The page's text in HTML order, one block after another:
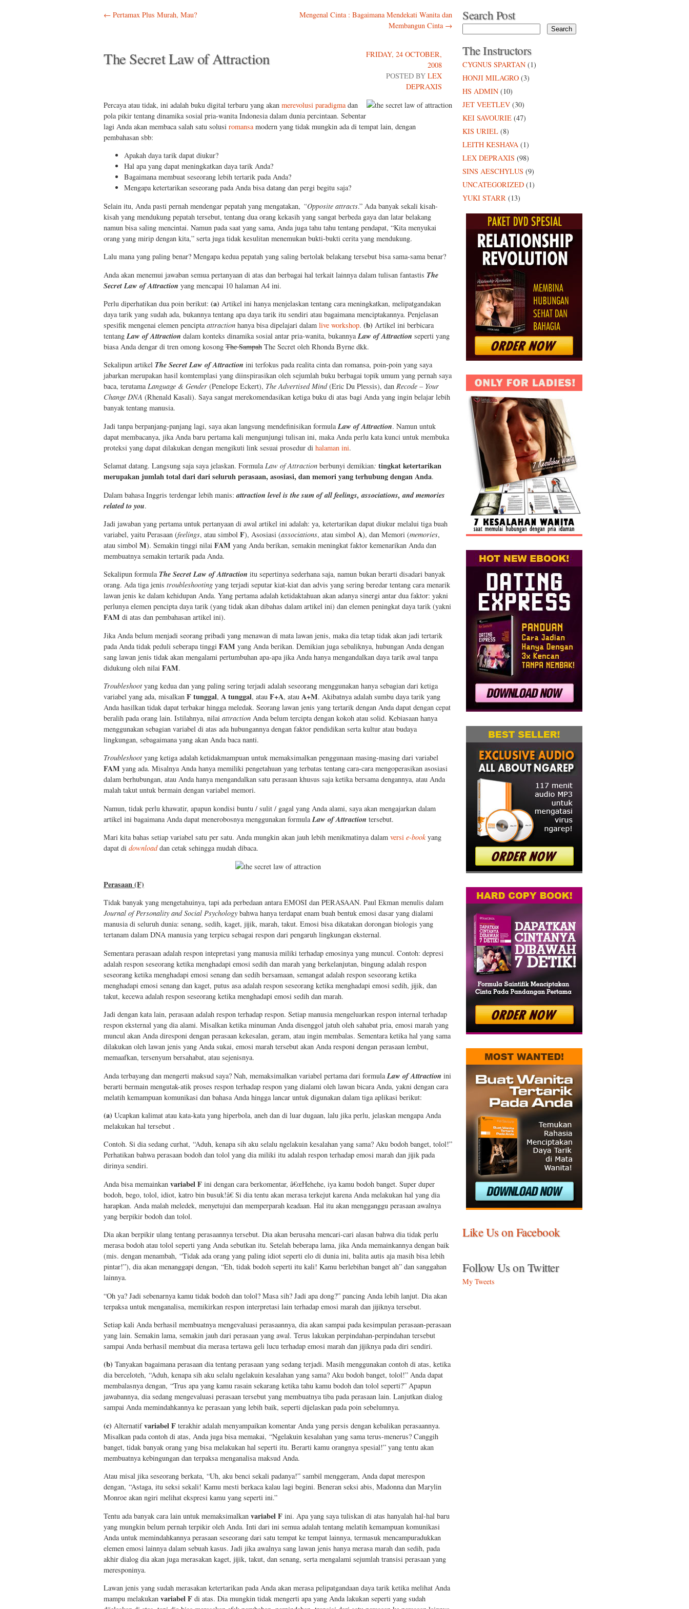
Post navigation
← Pertamax Plus Murah, Mau?
Mengenal Cinta : Bagaimana Mendekati Wanita dan
Membangun Cinta →
The Secret Law of Attraction
FRIDAY, 24 OCTOBER,
2008
POSTED BY LEX
DEPRAXIS
Percaya atau tidak, ini adalah buku digital terbaru yang akan merevolusi paradigmadan
pola pikir tentang dinamika sosial pria-wanita Indonesia dalam dunia percintaan. Sebentar
lagi Anda akan membaca salah satu solusi romansamodern yang tidak mungkin ada di tempat lain, dengan
pembahasan sbb:
Apakah daya tarik dapat diukur?
Hal apa yang dapat meningkatkan daya tarik Anda?
Bagaimana membuat seseorang lebih tertarik pada Anda?
Mengapa ketertarikan seseorang pada Anda bisa datang dan pergi begitu saja?
Selain itu, Anda pasti pernah mendengar pepatah yang mengatakan, “Opposite attracts.” Ada banyak sekali kisah-
kisah yang mendukung pepatah tersebut, tentang dua orang kekasih yang sangat berbeda gaya dan latar belakang
namun bisa saling mencintai. Namun pada saat yang sama, Anda juga tahu tahu tentang pendapat, “Kita menyukai
orang yang mirip dengan kita,” serta juga tidak kesulitan menemukan bukti-bukti cerita yang mendukung.
Lalu mana yang paling benar? Mengapa kedua pepatah yang saling bertolak belakang tersebut bisa sama-sama benar?
Anda akan menemui jawaban semua pertanyaan di atas dan berbagai hal terkait lainnya dalam tulisan fantastis The
Secret Law of Attraction yang mencapai 10 halaman A4 ini.
Perlu diperhatikan dua poin berikut: (a) Artikel ini hanya menjelaskan tentang cara meningkatkan, melipatgandakan
daya tarik yang sudah ada, bukannya tentang apa daya tarik itu sendiri atau bagaimana menciptakannya. Penjelasan
spesifik mengenai elemen penciptaattraction hanya bisa dipelajari dalam live workshop. (b) Artikel ini berbicara
tentangLaw of Attraction dalam konteks dinamika sosial antar pria-wanita, bukannyaLaw of Attraction seperti yang
biasa Anda dengar di tren omong kosong The Sampah The Secret oleh Rhonda Byrne dkk.
Sekalipun artikel The Secret Law of Attraction ini terfokus pada realita cinta dan romansa, poin-poin yang saya
jabarkan merupakan hasil komtemplasi yang diinspirasikan oleh sejumlah buku berbagai topik umum yang pernah saya
baca, terutamaLanguage & Gender (Penelope Eckert), The Advertised Mind(Eric Du Plessis), dan Recode – Your
Change DNA (Rhenald Kasali). Saya sangat merekomendasikan ketiga buku di atas bagi Anda yang ingin belajar lebih
banyak tentang manusia.
Jadi tanpa berpanjang-panjang lagi, saya akan langsung mendefinisikan formula Law of Attraction. Namun untuk
dapat membacanya, jika Anda baru pertama kali mengunjungi tulisan ini, maka Anda perlu kata kunci untuk membuka
proteksi yang dapat dilakukan dengan mengikuti link sesuai prosedur di halaman ini.
Selamat datang. Langsung saja saya jelaskan. FormulaLaw of Attraction berbunyi demikian: tingkat ketertarikan
merupakan jumlah total dari dari seluruh perasaan, asosiasi, dan memori yang terhubung dengan Anda.
Dalam bahasa Inggris terdengar lebih manis:attraction level is the sum of all feelings, associations, and memories
related to you.
Jadi jawaban yang pertama untuk pertanyaan di awal artikel ini adalah: ya, ketertarikan dapat diukur melalui tiga buah
variabel, yaitu Perasaan (feelings, atau simbol F), Asosiasi (associations, atau simbol A), dan Memori (memories,
atau simbol M). Semakin tinggi nilai FAM yang Anda berikan, semakin meningkat faktor kemenarikan Anda dan
membuatnya semakin tertarik pada Anda.
Sekalipun formula The Secret Law of Attraction itu sepertinya sederhana saja, namun bukan berarti disadari banyak
orang. Ada tiga jenis troubleshooting yang terjadi seputar kiat-kiat dan advis yang sering beredar tentang cara menarik
lawan jenis ke dalam kehidupan Anda. Yang pertama adalah ketidaktahuan akan adanya sinergi antar dua faktor: yakni
perlunya elemen pencipta daya tarik (yang tidak akan dibahas dalam artikel ini) dan elemen peningkat daya tarik (yakni
FAM di atas dan pembahasan artikel ini).
Jika Anda belum menjadi seorang pribadi yang menawan di mata lawan jenis, maka dia tetap tidak akan jadi tertarik
pada Anda tidak peduli seberapa tinggi FAM yang Anda berikan. Demikian juga sebaliknya, hubungan Anda dengan
sang lawan jenis tidak akan mengalami pertumbuhan apa-apa jika Anda hanya mengandalkan daya tarik awal tanpa
didukung oleh nilai FAM.
Troubleshoot yang kedua dan yang paling sering terjadi adalah seseorang menggunakan hanya sebagian dari ketiga
variabel yang ada, misalkan F tunggal, A tunggal, atau F+A, atau A+M. Akibatnya adalah sumbu daya tarik yang
Anda hasilkan tidak dapat terbakar hingga meledak. Seorang lawan jenis yang tertarik dengan Anda dapat dengan cepat
beralih pada orang lain. Istilahnya, nilai attraction Anda belum tercipta dengan kokoh atau solid. Kebiasaan hanya
menggunakan sebagian variabel di atas ada hubungannya dengan faktor pendidikan serta kultur atau budaya
lingkungan, sebagaimana yang akan Anda baca nanti.
Troubleshoot yang ketiga adalah ketidakmampuan untuk memaksimalkan penggunaan masing-masing dari variabel
FAM yang ada. Misalnya Anda hanya memiliki pengetahuan yang terbatas tentang cara-cara mengoperasikan asosiasi
dalam berhubungan, atau Anda hanya mengandalkan satu perasaan khusus saja ketika bersama dengannya, atau Anda
malah takut untuk bermain dengan variabel memori.
Namun, tidak perlu khawatir, apapun kondisi buntu / sulit / gagal yang Anda alami, saya akan mengajarkan dalam
artikel ini bagaimana Anda dapat menerobosnya menggunakan formulaLaw of Attraction tersebut.
Mari kita bahas setiap variabel satu per satu. Anda mungkin akan jauh lebih menikmatinya dalam versi e-bookyang
dapat di downloaddan cetak sehingga mudah dibaca.
Perasaan (F)
Tidak banyak yang mengetahuinya, tapi ada perbedaan antara EMOSI dan PERASAAN. Paul Ekman menulis dalam
Journal of Personality and Social Psychology bahwa hanya terdapat enam buah bentuk emosi dasar yang dialami
manusia di seluruh dunia: senang, sedih, kaget, jijik, marah, takut. Emosi bisa dikatakan dorongan biologis yang
tertanam dalam DNA manusia yang terpicu sebagai respon dari pengaruh lingkungan eksternal.
Sementara perasaan adalah respon intepretasi yang manusia miliki terhadap emosinya yang muncul. Contoh: depresi
adalah respon seseorang ketika menghadapi emosi sedih dan marah yang berkelanjutan, bingung adalah respon
seseorang ketika menghadapi emosi senang dan sedih bersamaan, semangat adalah respon seseorang ketika
menghadapi emosi senang dan kaget, putus asa adalah respon seseorang ketika menghadapi emosi sedih, jijik, dan
takut, kecewa adalah respon seseorang ketika menghadapi emosi sedih dan marah.
Jadi dengan kata lain, perasaan adalah respon terhadap respon. Setiap manusia mengeluarkan respon internal terhadap
respon eksternal yang dia alami. Misalkan ketika minuman Anda disenggol jatuh oleh sahabat pria, emosi marah yang
muncul akan Anda diresponi dengan perasaan kekesalan, geram, atau ingin membalas. Sementara ketika hal yang sama
dilakukan oleh lawan jenis yang Anda sukai, emosi marah tersebut akan Anda responi dengan perasaan lembut,
memaafkan, tersenyum bersahabat, atau sejenisnya.
Anda terbayang dan mengerti maksud saya? Nah, memaksimalkan variabel pertama dari formula Law of Attraction ini
berarti bermain mengutak-atik proses respon terhadap respon yang dialami oleh lawan bicara Anda, yakni dengan cara
melatih kemampuan komunikasi dan bahasa Anda hingga lancar untuk digunakan dalam tiga aplikasi berikut:
(a) Ucapkan kalimat atau kata-kata yang hiperbola, aneh dan di luar dugaan, lalu jika perlu, jelaskan mengapa Anda
melakukan hal tersebut .
Contoh. Si dia sedang curhat, “Aduh, kenapa sih aku selalu ngelakuin kesalahan yang sama? Aku bodoh banget, tolol!”
Perhatikan bahwa perasaan bodoh dan tolol yang dia miliki itu adalah respon terhadap emosi marah dan jijik pada
dirinya sendiri.
Anda bisa memainkan variabel F ini dengan cara berkomentar, â€œHehehe, iya kamu bodoh banget. Super duper
bodoh, bego, tolol, idiot, katro bin busuk!â€ Si dia tentu akan merasa terkejut karena Anda melakukan hal yang dia
harapkan. Anda malah meledek, menyetujui dan memperparah keadaan. Hal itu akan mengganggu perasaan awalnya
yang berpikir bodoh dan tolol.
Dia akan berpikir ulang tentang perasaannya tersebut. Dia akan berusaha mencari-cari alasan bahwa dia tidak perlu
merasa bodoh atau tolol seperti yang Anda sebutkan itu. Setelah beberapa lama, jika Anda memainkannya dengan baik
(mis. dengan menambah, “Tidak ada orang yang paling idiot seperti elo di dunia ini, balita autis aja masih bisa lebih
pintar!”), dia akan menanggapi dengan, “Eh, tidak bodoh seperti itu kali! Kamu berlebihan banget ah” dan sanggahan
lainnya.
“Oh ya? Jadi sebenarnya kamu tidak bodoh dan tolol? Masa sih? Jadi apa dong?” pancing Anda lebih lanjut. Dia akan
terpaksa untuk menganalisa, memikirkan respon interpretasi lain terhadap emosi marah dan jijiknya tersebut.
Setiap kali Anda berhasil membuatnya mengevaluasi perasaannya, dia akan sampai pada kesimpulan perasaan-perasaan
yang lain. Semakin lama, semakin jauh dari perasaan yang awal. Terus lakukan perpindahan-perpindahan tersebut
sampai Anda berhasil membuat dia merasa tertawa geli lucu terhadap emosi marah dan jijiknya pada diri sendiri.
(b) Tanyakan bagaimana perasaan dia tentang perasaan yang sedang terjadi. Masih menggunakan contoh di atas, ketika
dia berceloteh, “Aduh, kenapa sih aku selalu ngelakuin kesalahan yang sama? Aku bodoh banget, tolol!” Anda dapat
membalasnya dengan, “Trus apa yang kamu rasain sekarang ketika tahu kamu bodoh dan tolol seperti?” Apapun
jawabannya, dia sedang mengevaluasi perasaan tersebut yang membuatnya tiba pada perasaan lain. Lanjutkan dialog
sampai Anda memindahkannya ke perasaan yang lebih baik, seperti dijelaskan pada poin sebelumnya.
(c) Alternatifvariabel F terakhir adalah menyampaikan komentar Anda yang persis dengan kebalikan perasaannya.
Misalkan pada contoh di atas, Anda juga bisa memakai, “Ngelakuin kesalahan yang sama terus-menerus? Canggih
banget, tidak banyak orang yang bisa melakukan hal seperti itu. Berarti kamu orangnya spesial!” yang tentu akan
membuatnya kebingungan dan terpaksa menganalisa maksud Anda.
Atau misal jika seseorang berkata, “Uh, aku benci sekali padanya!” sambil menggeram, Anda dapat merespon
dengan, “Astaga, itu seksi sekali! Kamu mesti berkaca kalau lagi begini. Beneran seksi abis, Madonna dan Marylin
Monroe akan ngiri melihat ekspresi kamu yang seperti ini.”
Tentu ada banyak cara lain untuk memaksimalkan variabel F ini. Apa yang saya tuliskan di atas hanyalah hal-hal baru
yang mungkin belum pernah terpikir oleh Anda. Inti dari ini semua adalah tentang melatih kemampuan komunikasi
Anda untuk memindahkannya perasaan seseorang dari satu tempat ke tempat lainnya, termasuk mencampuradukkan
elemen emosi lainnya dalam sebuah kasus. Jadi jika awalnya sang lawan jenis hanya merasa marah dan sedih, pada
akhir dialog dia akan juga merasakan kaget, jijik, takut, dan senang, serta mengalami sejumlah transisi perasaan yang
meresponinya.
Lawan jenis yang sudah merasakan ketertarikan pada Anda akan merasa pelipatgandaan daya tarik ketika melihat Anda
mampu melakukan variabel F di atas. Dia mungkin tidak mengerti apa yang Anda lakukan seperti yang sudah
Search Post
The Instructors
CYGNUS SPARTAN (1)
HONJI MILAGRO (3)
HS ADMIN (10)
JET VEETLEV (30)
KEI SAVOURIE (47)
KIS URIEL (8)
LEITH KESHAVA (1)
LEX DEPRAXIS (98)
SINS AESCHYLUS (9)
UNCATEGORIZED (1)
YUKI STARR (13)
Like Us on Facebook
Follow Us on Twitter
My Tweets